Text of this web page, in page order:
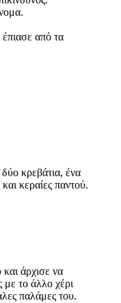
από τα
κρεβάτια, ένα
κεραίες παντού.
άρχισε να
το άλλο χέρι
παλάμες του.